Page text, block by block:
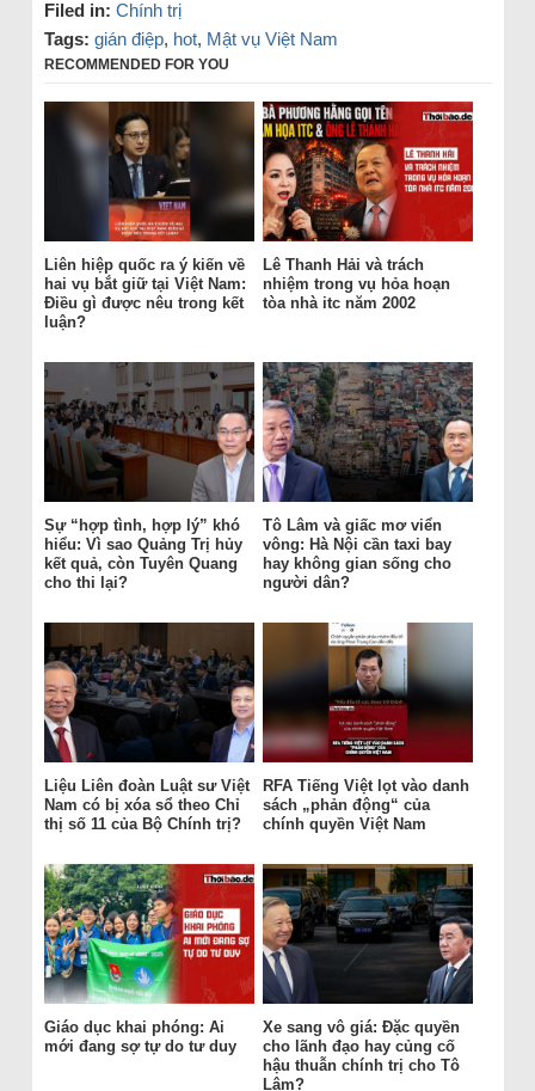
Filed in: Chính trị
Tags: gián điệp, hot, Mật vụ Việt Nam
RECOMMENDED FOR YOU
Liên hiệp quốc ra ý kiến về
hai vụ bắt giữ tại Việt Nam:
Điều gì được nêu trong kết
luận?
Lê Thanh Hải và trách
nhiệm trong vụ hỏa hoạn
tòa nhà itc năm 2002
Sự “hợp tình, hợp lý” khó
hiểu: Vì sao Quảng Trị hủy
kết quả, còn Tuyên Quang
cho thi lại?
Tô Lâm và giấc mơ viển
vông: Hà Nội cần taxi bay
hay không gian sống cho
người dân?
Liệu Liên đoàn Luật sư Việt
Nam có bị xóa sổ theo Chỉ
thị số 11 của Bộ Chính trị?
RFA Tiếng Việt lọt vào danh
sách „phản động“ của
chính quyền Việt Nam
Giáo dục khai phóng: Ai
mới đang sợ tự do tư duy
Xe sang vô giá: Đặc quyền
cho lãnh đạo hay củng cố
hậu thuẫn chính trị cho Tô
Lâm?